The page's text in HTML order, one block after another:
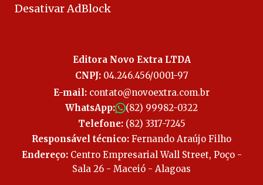
Desativar AdBlock
Editora Novo Extra LTDA
CNPJ:04.246.456/0001-97
E-mail: contato@novoextra.com.br
WhatsApp:
(82) 99982-0322
Telefone:(82) 3317-7245
Responsável técnico: Fernando Araújo Filho
Endereço:Centro Empresarial Wall Street, Poço -
Sala 26 - Maceió - Alagoas